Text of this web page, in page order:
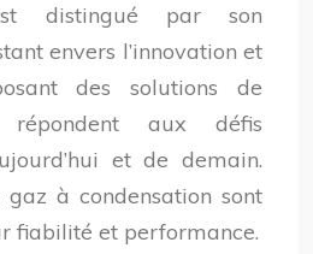
distingué par son
envers l’innovation et
des solutions de
aux défis
et de demain.
gaz à condensation sont
fiabilité et performance.